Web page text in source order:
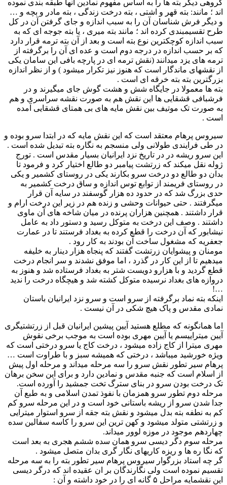
گروهی دیگر بته ها را به اساس مفهوم نمادین آنها طبقه بندی نموده
اند ؛ مانند: بته قهر و اشتی ، بته درخت زندگی ، بته مادر و بچه و …
و دیگر فرش شناسان آن را به سبب اندازه و جای گرفتن آن در کل
طرح تقسیمبندی کرده اند ؛ مانند بته میری ، یا بته جوجه ای که به
سبب اندازه کوچکترین نوع بته است و بعد از آن بته ترمه قرار دارد
که بر حسب اندازه در درجه دوم است و عده ای آن را برگرفته از
ترمه های یزد میدانند (نقش ترمه ای در پارچه بافی این سامان یکی
از نقشهای ماندگار است که هنوز نیز تکرار میشود ) و از نظر اندازه
بزرگترین بته بته خرقه ای است .
بته ها معمولا در جایگاه شش و هشت گوش جای میگیرند و در
فرشبافی قشقایی ها این نقش هم به صورت نقشه سراسری و هم
به صورت تک موتیف بین نقش مایه های بی همتای قشقایی آمده
است .
سیروس پرهام معتقد است که این نقش مایه که در ابتدا سرو بوده و
در طی فرایندی طولانی ولی منسجم به نگاره بته تبدیل شده است .
این سرو ریشه در در تاریخ نزد ایرانیان بسیار مقدس است . تورج
ژوله نقل میکند که زرتشت پیامبر دو طالع اختیار کرد و فرمود تا
بدان دو طالع دو درخت سرو بکارند یکی در روستای کشمیر و یکی
در روستای فریمند از توابع توس اندازه و ساق درخت کشمیر به
حدی بزرگ شد که در حدود ده هزار گوسفند در سایه آن قرار
میگرفتند . حتی حیوانات وحشی و زنده هم در زیر این درخت ارام و
قرار داشتند . همچنین هزاران پرنده در میان شاخه های آن ماوی
داشتند . وصف این درخت به متوکل رسید و دستور داد به عامل
نیشابور که آن درخت را قطع کرده به بغداد فرستند تا در عمارت
جعفریه که مشغول ساخت آن بودند به کار رود .
مومنان و پیشوایان زرتشت گفتند که پنجاه هزار دینار به خلیفه
میدهیم تا از این کار در گذرد ، اما موفق نشدند و سر انجام درخت
قطع گردید و با هزارو دویست شتر به بغداد فرستاده شد و هنوز به
دروازه های بغداد نرسیده متوکل کشته شد و هیچگاه درخت را ندید
…!
اینکه بته نماد برگرفته از سرو است و سرو نزد ایرانیان باستان
نمادی مقدس و پاک هیچ شکی در آن نیست .
اما همانگونه که مطلع هستید آیین پیشین ایرانیان قبل از زرتشتیگری
آیین میتراییسم یا آیین مهری بوده است به موجب برخی نقوش
مهری میترا از کاج زاده میشود ، درخت کاج یا سرو درختی است که
ویژه خورشید میباشد ، درختی که همیشه سبز و با طراوت است …
پرهام سیر تطور نقش سرو را سه مرحله میداند و مرحله اول پیش
از اسلام است که جنبه مقدس و نمادین دارد و برای این سخن برهان
تک درخت بودن سرو در بنای سترگ تخت جمشید را آورده است.
مرحله دوم تطور سرو همزمان با نفوذ تمدن اسلامی و به طبع آن
جدا شدن سرو از ریشه باستانی خود است و در این مرحله سرو کم
کم به نطفه بته بدل میشود و نقش بته جقه از سرو استوار میترایی
و زرتشتی متولد میشود و کهن ترین این سرو را کاسه سفالین سده
چهاردهم موجود در موزه لوور میداند.
مرحله سوم دگر دیسی سرو همان سده ششم هجری به بعد است
که نگا ره ها و ریزه کاریهای نگار گری بدان متصل میشود .
گر چه استاد بزرگوار سیروس پرهام سیر تطور بته را به سه مرحله
تقسیم نموده است ولی نگارندگان بر ان عقیده اند که درگر دیسی
این نقشمایه مراحل ۵ گانه ای را در خود داشته و آن :